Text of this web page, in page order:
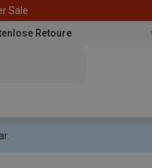
Sale
Retoure